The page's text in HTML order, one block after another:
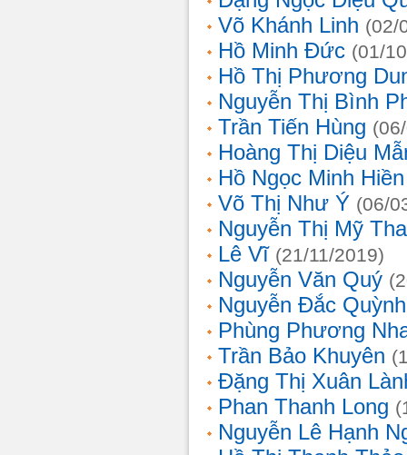
Võ Khánh Linh (02/
Hồ Minh Đức (01/
Hồ Thị Phương
Nguyễn Thị Bình
Trần Tiến Hùng
Hoàng Thị Diệu
Hồ Ngọc Minh Hiền
Võ Thị Như Ý (06/
Nguyễn Thị Mỹ
Lê Vĩ (21/11/2019)
Nguyễn Văn Quý
Nguyễn Đắc
Phùng Phương
Trần Bảo Khuyên
Đặng Thị Xuân
Phan Thanh Long
Nguyễn Lê Hạnh